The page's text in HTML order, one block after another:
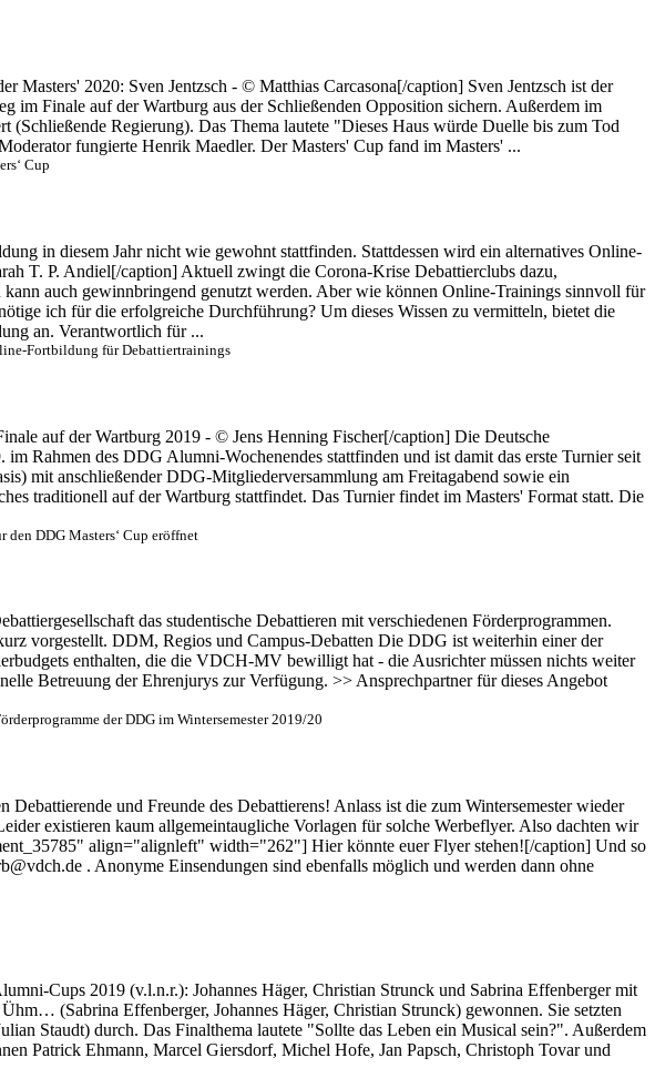
2020: Sven Jentzsch - © Matthias Carcasona[/caption] Sven Jentzsch ist der
im Finale auf der Wartburg aus der Schließenden Opposition sichern. Außerdem im
Regierung). Das Thema lautete "Dieses Haus würde Duelle bis zum Tod
fungierte Henrik Maedler. Der Masters' Cup fand im Masters' ...
Cup
in diesem Jahr nicht wie gewohnt stattfinden. Stattdessen wird ein alternatives Online-
T. P. Andiel[/caption] Aktuell zwingt die Corona-Krise Debattierclubs dazu,
auch gewinnbringend genutzt werden. Aber wie können Online-Trainings sinnvoll für
ich für die erfolgreiche Durchführung? Um dieses Wissen zu vermitteln, bietet die
an. Verantwortlich für ...
Fortbildung für Debattiertrainings
auf der Wartburg 2019 - © Jens Henning Fischer[/caption] Die Deutsche
Rahmen des DDG Alumni-Wochenendes stattfinden und ist damit das erste Turnier seit
mit anschließender DDG-Mitgliederversammlung am Freitagabend sowie ein
traditionell auf der Wartburg stattfindet. Das Turnier findet im Masters' Format statt. Die
den DDG Masters‘ Cup eröffnet
das studentische Debattieren mit verschiedenen Förderprogrammen.
vorgestellt. DDM, Regios und Campus-Debatten Die DDG ist weiterhin einer der
enthalten, die die VDCH-MV bewilligt hat - die Ausrichter müssen nichts weiter
Betreuung der Ehrenjurys zur Verfügung. >> Ansprechpartner für dieses Angebot
der DDG im Wintersemester 2019/20
und Freunde des Debattierens! Anlass ist die zum Wintersemester wieder
existieren kaum allgemeintaugliche Vorlagen für solche Werbeflyer. Also dachten wir
align="alignleft" width="262"] Hier könnte euer Flyer stehen![/caption] Und so
. Anonyme Einsendungen sind ebenfalls möglich und werden dann ohne
Cups 2019 (v.l.n.r.): Johannes Häger, Christian Strunck und Sabrina Effenberger mit
(Sabrina Effenberger, Johannes Häger, Christian Strunck) gewonnen. Sie setzten
Staudt) durch. Das Finalthema lautete "Sollte das Leben ein Musical sein?". Außerdem
Patrick Ehmann, Marcel Giersdorf, Michel Hofe, Jan Papsch, Christoph Tovar und